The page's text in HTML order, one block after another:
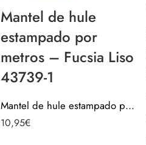
Mantel de hule
estampado por
metros – Fucsia Liso
43739-1
Mantel de hule estampado por metros – Fucsia Liso 43739-1
10,95€